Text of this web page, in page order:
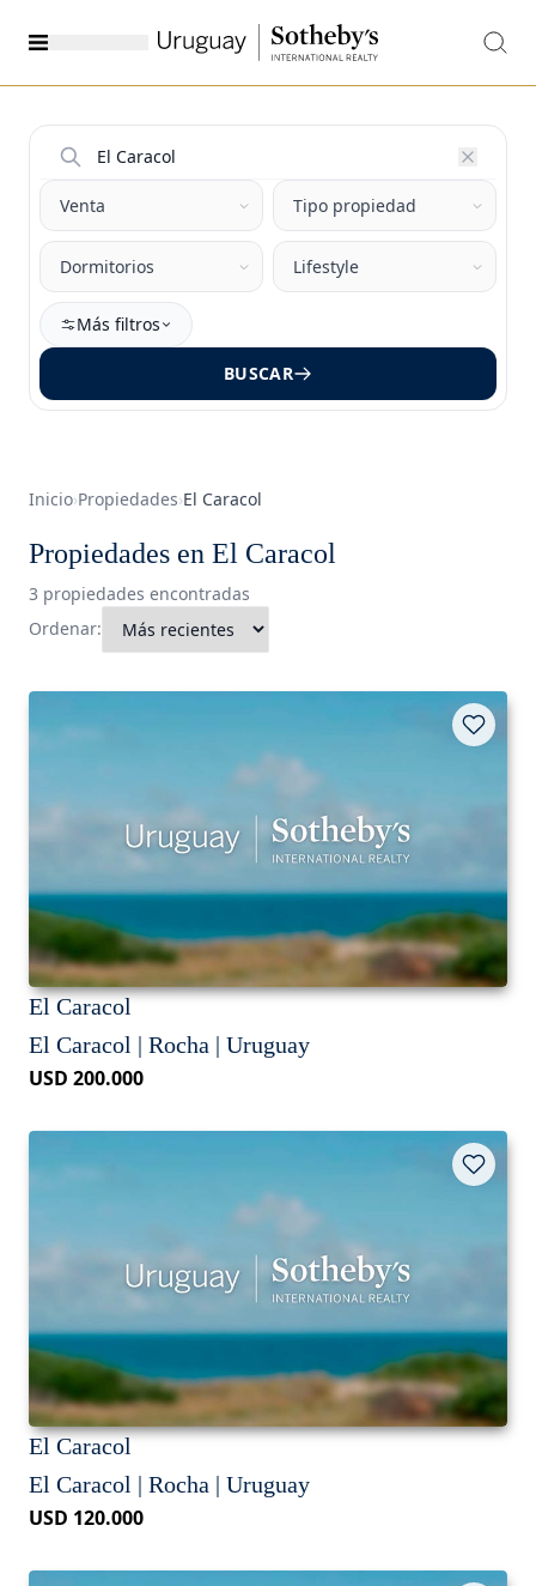
Más filtros
BUSCAR
Inicio›Propiedades›El Caracol
Propiedades en El Caracol
3 propiedades encontradas
Ordenar:
El Caracol
El Caracol | Rocha | Uruguay
USD 200.000
El Caracol
El Caracol | Rocha | Uruguay
USD 120.000